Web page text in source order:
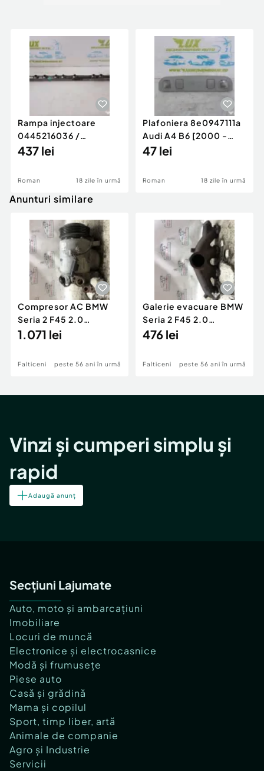
Rampa injectoare
0445216036 /
780542302 3.0 d 313
437 lei
Roman 18 zile în urmă
Plafoniera 8e0947111a
Audi A4 B6 [2000 -
2005]
47 lei
Roman 18 zile în urmă
Anunturi similare
Compresor AC BMW
Seria 2 F45 2.0
Motorina 2016
1.071 lei
Falticeni peste 56 ani în urmă
Galerie evacuare BMW
Seria 2 F45 2.0
Motorina 2016
476 lei
Falticeni peste 56 ani în urmă
Vinzi și cumperi simplu și
rapid
Adaugă anunț
Secțiuni Lajumate
Auto, moto și ambarcațiuni
Imobiliare
Locuri de muncă
Electronice și electrocasnice
Modă și frumusețe
Piese auto
Casă și grădină
Mama și copilul
Sport, timp liber, artă
Animale de companie
Agro și Industrie
Servicii